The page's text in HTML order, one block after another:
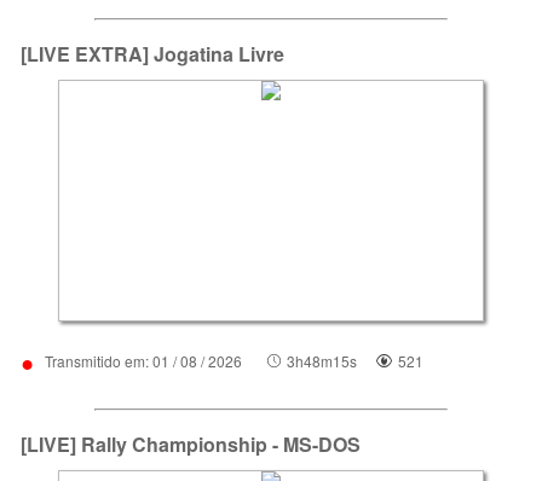
[LIVE EXTRA] Jogatina Livre
• Transmitido em: 01 / 08 / 2026 3h48m15s 521
[LIVE] Rally Championship - MS-DOS